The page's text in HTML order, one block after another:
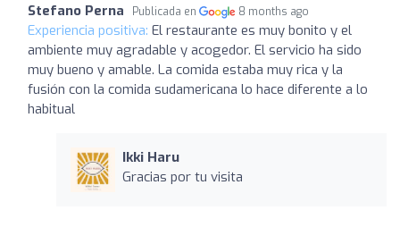
Stefano Perna Publicada en 8 months ago
Experiencia positiva: El restaurante es muy bonito y el
ambiente muy agradable y acogedor. El servicio ha sido
muy bueno y amable. La comida estaba muy rica y la
fusión con la comida sudamericana lo hace diferente a lo
habitual
Ikki Haru
Gracias por tu visita